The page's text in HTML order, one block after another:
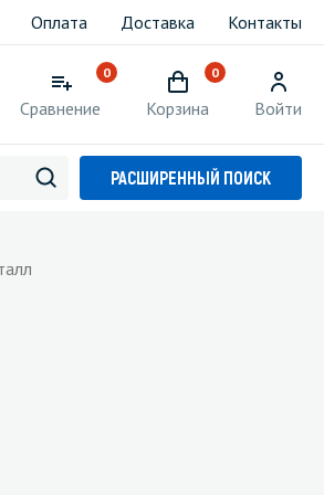
Оплата Доставка Контакты
0
Сравнение
0
Корзина Войти
РАСШИРЕННЫЙ ПОИСК